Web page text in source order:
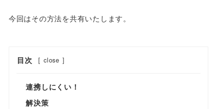
今回はその方法を共有いたします。
目次 [ close ]
連携しにくい！
解決策